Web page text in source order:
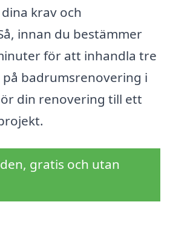
krav och
innan du bestämmer
för att inhandla tre
badrumsrenovering i
din renovering till ett
gratis och utan